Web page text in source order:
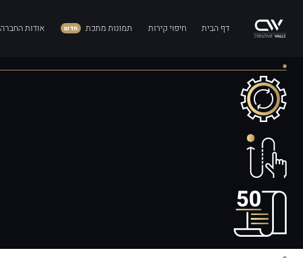
דף הבית חיפוי קירות תמונות מתכת חדש אודות החברה